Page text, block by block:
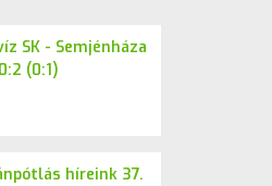
SK - Semjénháza
(0:1)
híreink 37.